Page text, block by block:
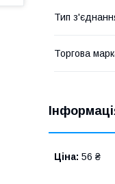
Тип
Торгова
Ціна: 56 ₴